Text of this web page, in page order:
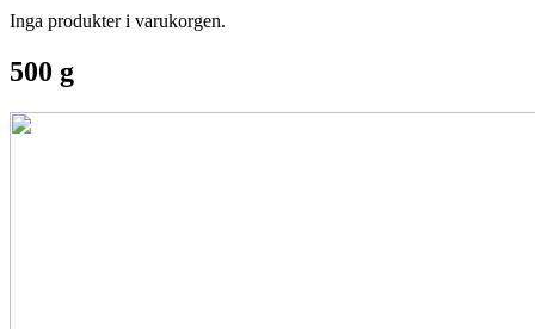
Inga produkter i varukorgen.
500 g